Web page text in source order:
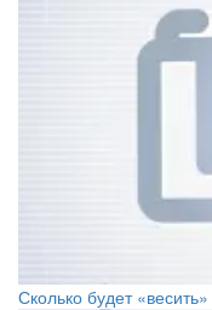
Сколько будет